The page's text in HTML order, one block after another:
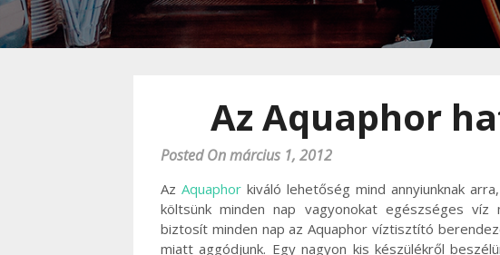
Az Aquaphor
Posted On március 1, 2012
Az Aquaphorkiváló lehetőség mind annyiunknak
költsünk minden nap vagyonokat egészséges víz
biztosít minden nap az Aquaphor víztisztító
miatt aggódjunk. Egy nagyon kis készülékről